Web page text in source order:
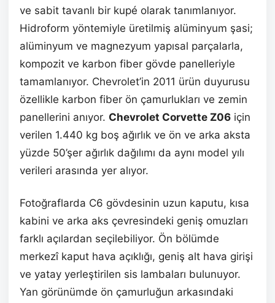
ve sabit tavanlı bir kupé olarak tanımlanıyor.
Hidroform yöntemiyle üretilmiş alüminyum şasi;
alüminyum ve magnezyum yapısal parçalarla,
kompozit ve karbon fiber gövde panelleriyle
tamamlanıyor. Chevrolet’in 2011 ürün duyurusu
özellikle karbon fiber ön çamurlukları ve zemin
panellerini anıyor. Chevrolet Corvette Z06 için
verilen 1.440 kg boş ağırlık ve ön ve arka aksta
yüzde 50’şer ağırlık dağılımı da aynı model yılı
verileri arasında yer alıyor.
Fotoğraflarda C6 gövdesinin uzun kaputu, kısa
kabini ve arka aks çevresindeki geniş omuzları
farklı açılardan seçilebiliyor. Ön bölümde
merkezî kaput hava açıklığı, geniş alt hava girişi
ve yatay yerleştirilen sis lambaları bulunuyor.
Yan görünümde ön çamurluğun arkasındaki